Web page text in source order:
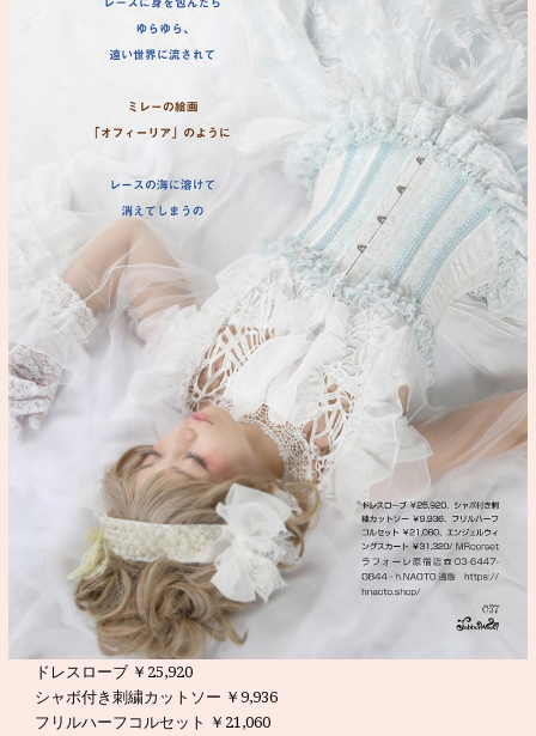
ドレスローブ ￥25,920
シャボ付き刺繍カットソー ￥9,936
フリルハーフコルセット ￥21,060